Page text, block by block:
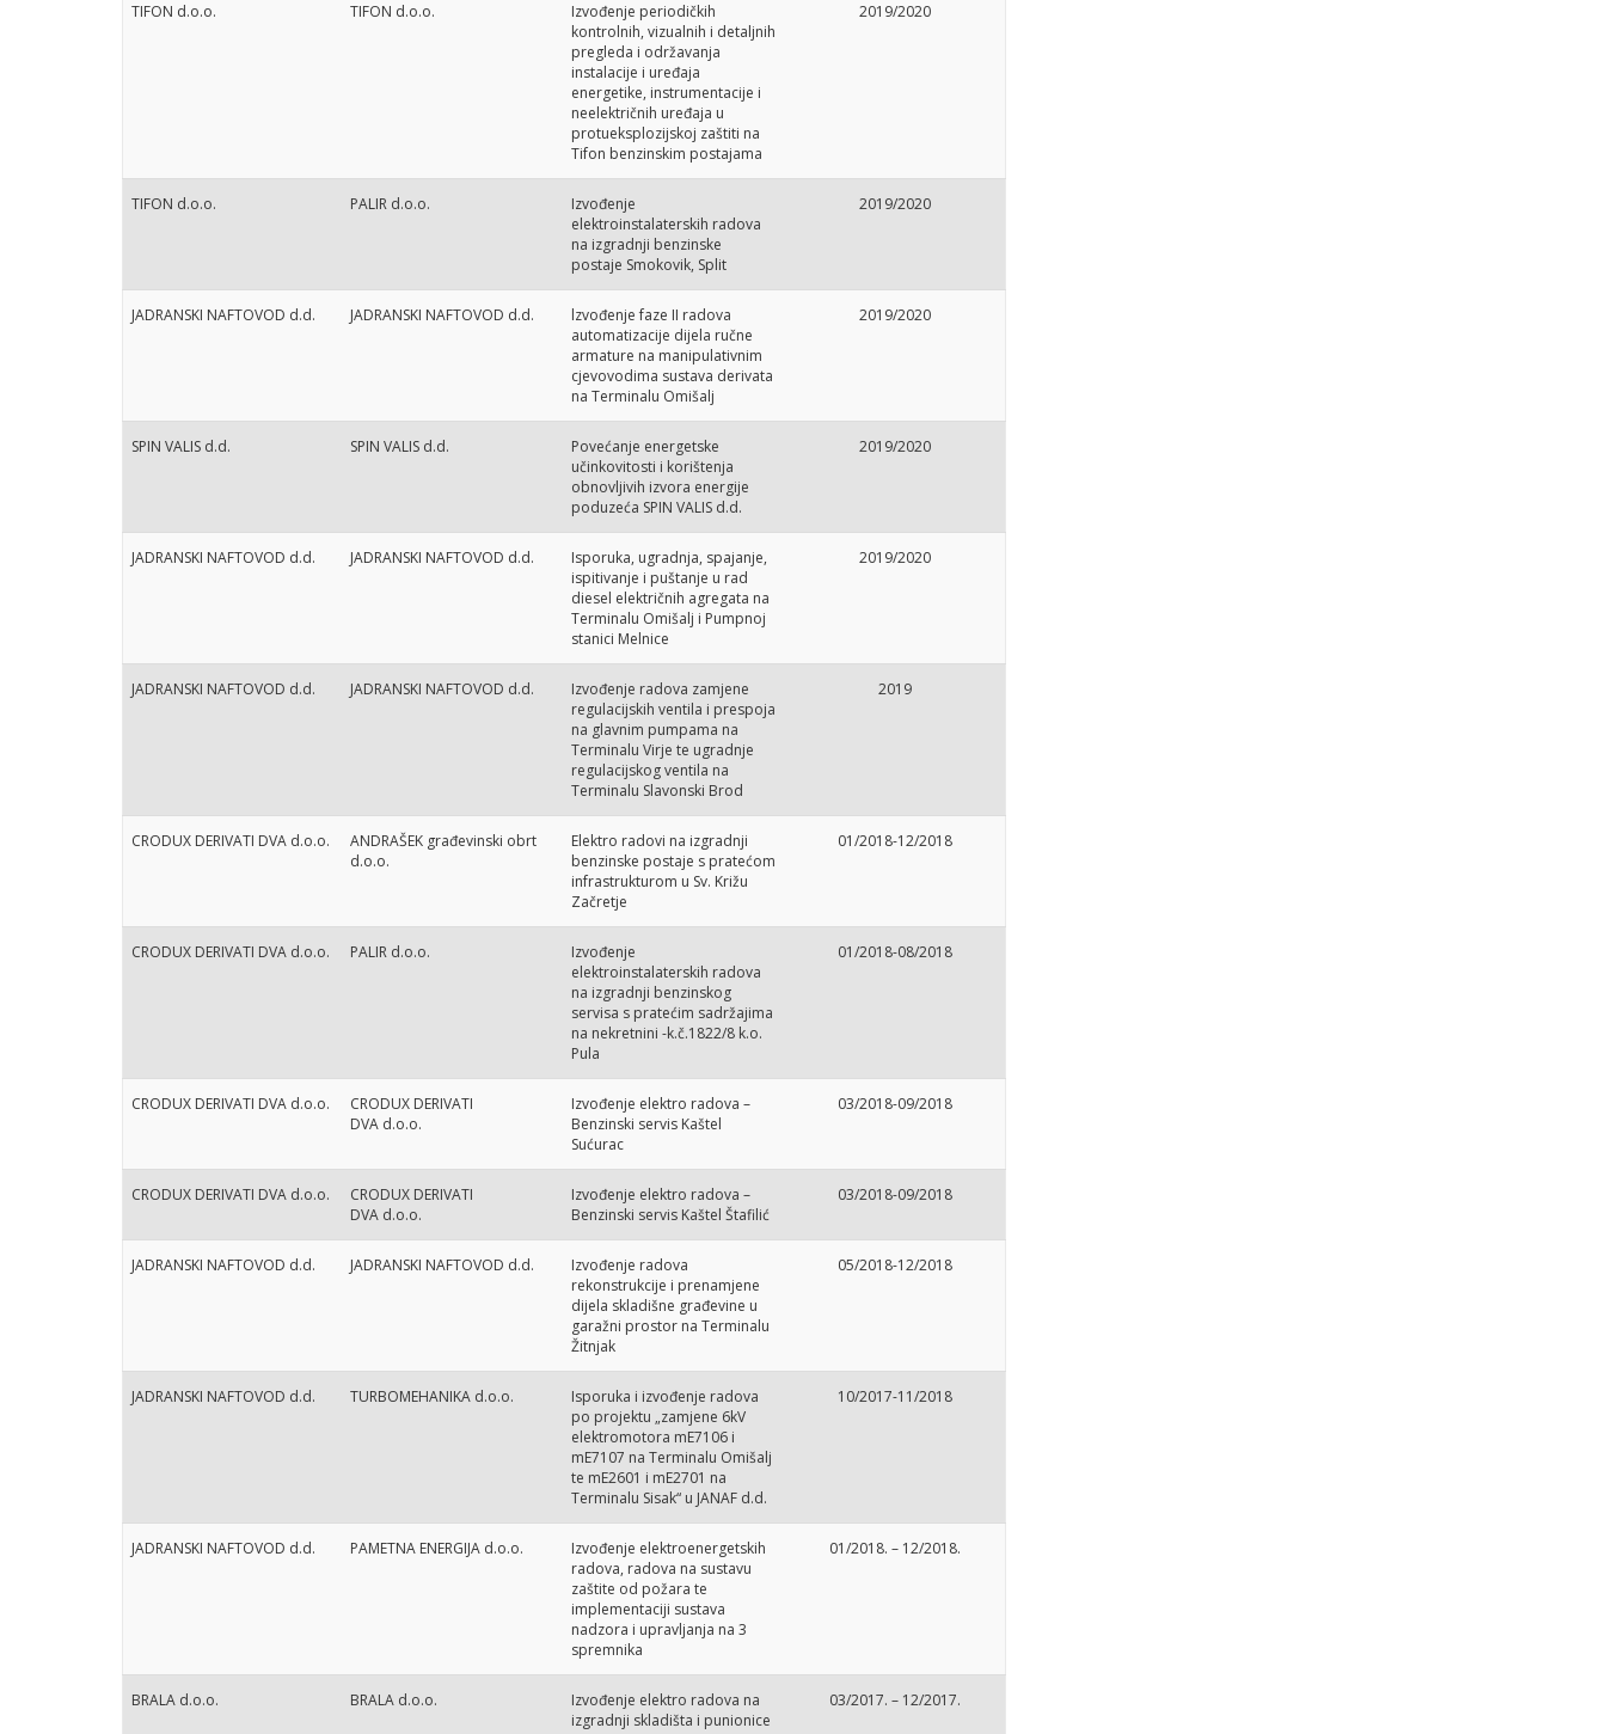
TIFON d.o.o. TIFON d.o.o.
Izvođenje periodičkih
kontrolnih, vizualnih i detaljnih
pregleda i održavanja
instalacije i uređaja
energetike, instrumentacije i
neelektričnih uređaja u
protueksplozijskoj zaštiti na
Tifon benzinskim postajama
2019/2020
TIFON d.o.o. PALIR d.o.o.
Izvođenje
elektroinstalaterskih radova
na izgradnji benzinske
postaje Smokovik, Split
2019/2020
JADRANSKI NAFTOVOD d.d. JADRANSKI NAFTOVOD d.d.
lzvođenje faze II radova
automatizacije dijela ručne
armature na manipulativnim
cjevovodima sustava derivata
na Terminalu Omišalj
2019/2020
SPIN VALIS d.d. SPIN VALIS d.d.
Povećanje energetske
učinkovitosti i korištenja
obnovljivih izvora energije
poduzeća SPIN VALIS d.d.
2019/2020
JADRANSKI NAFTOVOD d.d. JADRANSKI NAFTOVOD d.d.
Isporuka, ugradnja, spajanje,
ispitivanje i puštanje u rad
diesel električnih agregata na
Terminalu Omišalj i Pumpnoj
stanici Melnice
2019/2020
JADRANSKI NAFTOVOD d.d. JADRANSKI NAFTOVOD d.d.
Izvođenje radova zamjene
regulacijskih ventila i prespoja
na glavnim pumpama na
Terminalu Virje te ugradnje
regulacijskog ventila na
Terminalu Slavonski Brod
2019
CRODUX DERIVATI DVA d.o.o.
ANDRAŠEK građevinski obrt
d.o.o.
Elektro radovi na izgradnji
benzinske postaje s pratećom
infrastrukturom u Sv. Križu
Začretje
01/2018-12/2018
CRODUX DERIVATI DVA d.o.o. PALIR d.o.o.
Izvođenje
elektroinstalaterskih radova
na izgradnji benzinskog
servisa s pratećim sadržajima
na nekretnini -k.č.1822/8 k.o.
Pula
01/2018-08/2018
CRODUX DERIVATI DVA d.o.o.
CRODUX DERIVATI
DVA d.o.o.
Izvođenje elektro radova –
Benzinski servis Kaštel
Sućurac
03/2018-09/2018
CRODUX DERIVATI DVA d.o.o.
CRODUX DERIVATI
DVA d.o.o.
Izvođenje elektro radova –
Benzinski servis Kaštel Štafilić
03/2018-09/2018
JADRANSKI NAFTOVOD d.d. JADRANSKI NAFTOVOD d.d.
Izvođenje radova
rekonstrukcije i prenamjene
dijela skladišne građevine u
garažni prostor na Terminalu
Žitnjak
05/2018-12/2018
JADRANSKI NAFTOVOD d.d. TURBOMEHANIKA d.o.o.
Isporuka i izvođenje radova
po projektu „zamjene 6kV
elektromotora mE7106 i
mE7107 na Terminalu Omišalj
te mE2601 i mE2701 na
Terminalu Sisak“ u JANAF d.d.
10/2017-11/2018
JADRANSKI NAFTOVOD d.d. PAMETNA ENERGIJA d.o.o.
Izvođenje elektroenergetskih
radova, radova na sustavu
zaštite od požara te
implementaciji sustava
nadzora i upravljanja na 3
spremnika
01/2018. – 12/2018.
BRALA d.o.o. BRALA d.o.o.
Izvođenje elektro radova na
izgradnji skladišta i punionice
03/2017. – 12/2017.